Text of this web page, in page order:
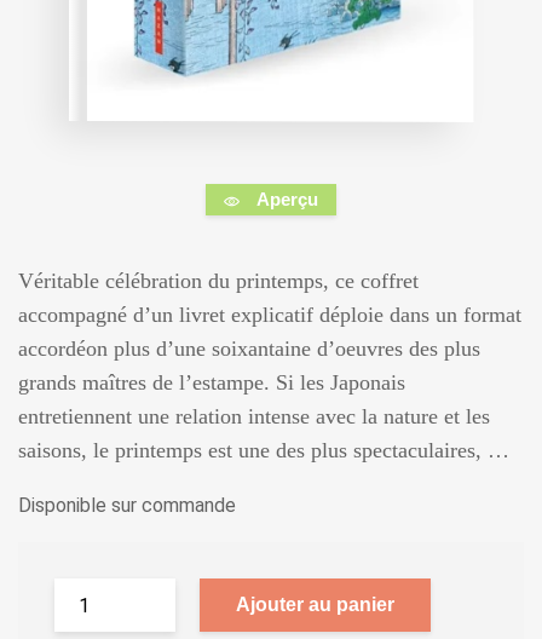
Aperçu
Véritable célébration du printemps, ce coffret
accompagné d’un livret explicatif déploie dans un format
accordéon plus d’une soixantaine d’oeuvres des plus
grands maîtres de l’estampe. Si les Japonais
entretiennent une relation intense avec la nature et les
saisons, le printemps est une des plus spectaculaires, …
Disponible sur commande
Ajouter au panier